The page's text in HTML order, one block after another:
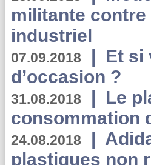
militante
industriel
07.09.2018 | Et si
d’occasion ?
31.08.2018 | Le
consommation
24.08.2018 |
plastiques non